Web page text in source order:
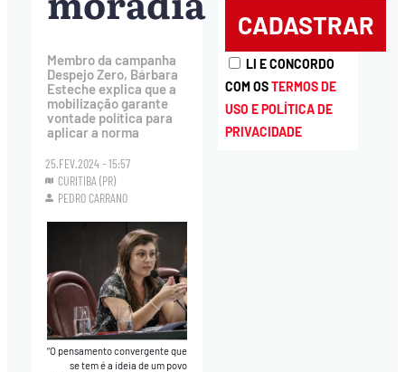
Membro da campanha
Despejo Zero, Bárbara
Esteche explica que a
mobilização garante
vontade política para
aplicar a norma
25.FEV.2024 - 15:57
CURITIBA (PR)
PEDRO CARRANO
“O pensamento convergente que
se tem é a ideia de um povo
LI E CONCORDO
COM OSTERMOS DE
USO E POLÍTICA DE
PRIVACIDADE